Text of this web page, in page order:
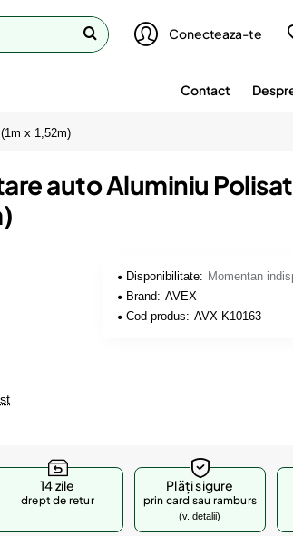
Conecteaza-te
Contact
x 1,52m)
auto Aluminiu
Disponibilitate: Momentan
Brand: AVEX
Cod produs: AVX-K10163
14 zile
drept de retur
Plăți sigure
prin card sau ramburs
(v. detalii)